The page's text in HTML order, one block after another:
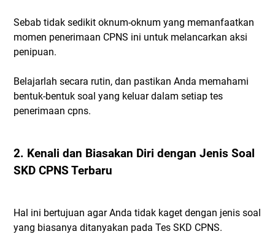
Sebab tidak sedikit oknum-oknum yang memanfaatkan
momen penerimaan CPNS ini untuk melancarkan aksi
penipuan.
Belajarlah secara rutin, dan pastikan Anda memahami
bentuk-bentuk soal yang keluar dalam setiap tes
penerimaan cpns.
2. Kenali dan Biasakan Diri dengan Jenis Soal
SKD CPNS Terbaru
Hal ini bertujuan agar Anda tidak kaget dengan jenis soal
yang biasanya ditanyakan pada Tes SKD CPNS.